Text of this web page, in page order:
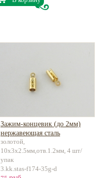
Зажим-концевик (до 2мм)
нержавеющая сталь
золотой,
10х3х2.5мм,отв.1.2мм, 4 шт/
упак
3.kk.stas-f174-35g-d